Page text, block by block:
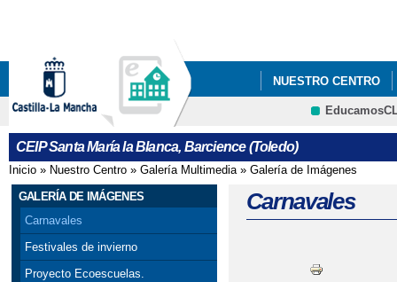
NUESTRO CENTRO
INFÓRMATE
CEIP Santa María la Blanca, Barcience (Toledo)
Se encuentra usted aquí
Inicio » Nuestro Centro » Galería Multimedia» Galería de Imágenes
GALERÍA DE IMÁGENES
Carnavales
Festivales de invierno
Proyecto Ecoescuelas.
Carnavales